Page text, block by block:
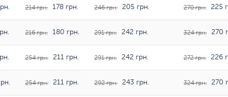
214 грн. 178 грн. 246 грн. 205 грн. 270 грн. 225
216 грн. 180 грн. 291 грн. 242 грн. 324 грн. 270
254 грн. 211 грн. 291 грн. 242 грн. 272 грн. 226
254 грн. 211 грн. 292 грн. 243 грн. 324 грн. 270